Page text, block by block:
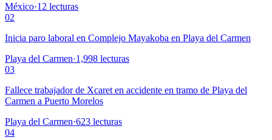
México·12 lecturas
02
Inicia paro laboral en Complejo Mayakoba en Playa del Carmen
Playa del Carmen·1,998 lecturas
03
Fallece trabajador de Xcaret en accidente en tramo de Playa del
Carmen a Puerto Morelos
Playa del Carmen·623 lecturas
04